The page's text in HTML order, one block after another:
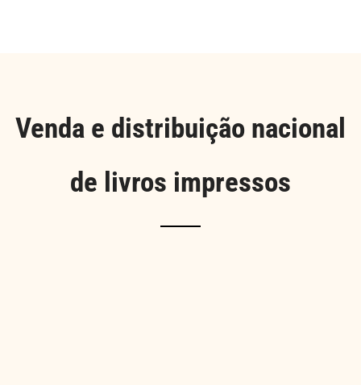
Venda e distribuição nacional
de livros impressos